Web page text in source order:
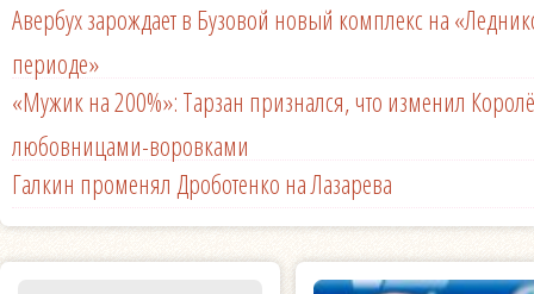
Авербух зарождает в Бузовой новый комплекс на
периоде»
«Мужик на 200%»: Тарзан признался, что изменил
любовницами-воровками
Галкин променял Дроботенко на Лазарева